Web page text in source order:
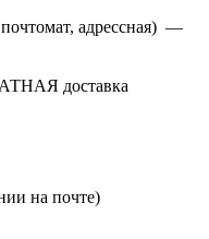
адрессная) —
доставка
на почте)